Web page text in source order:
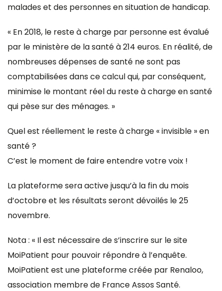
malades et des personnes en situation de handicap.
« En 2018, le reste à charge par personne est évalué
par le ministère de la santé à 214 euros. En réalité, de
nombreuses dépenses de santé ne sont pas
comptabilisées dans ce calcul qui, par conséquent,
minimise le montant réel du reste à charge en santé
qui pèse sur des ménages. »
Quel est réellement le reste à charge « invisible » en
santé ?
C’est le moment de faire entendre votre voix !
La plateforme sera active jusqu’à la fin du mois
d’octobre et les résultats seront dévoilés le 25
novembre.
Nota : « Il est nécessaire de s’inscrire sur le site
MoiPatient pour pouvoir répondre à l’enquête.
MoiPatient est une plateforme créée par Renaloo,
association membre de France Assos Santé.